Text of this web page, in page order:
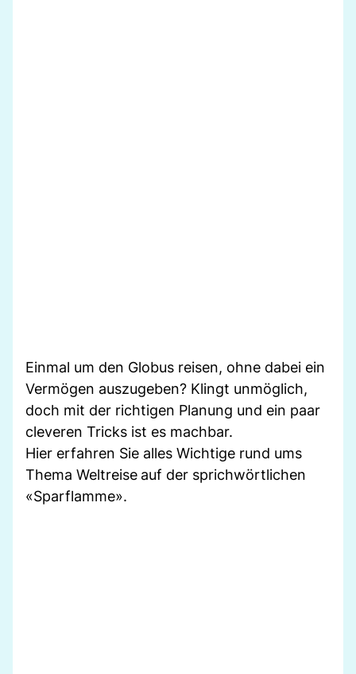
Einmal um den Globus reisen, ohne dabei ein
Vermögen auszugeben? Klingt unmöglich,
doch mit der richtigen Planung und ein paar
cleveren Tricks ist es machbar.
Hier erfahren Sie alles Wichtige rund ums
Thema Weltreise auf der sprichwörtlichen
«Sparflamme».